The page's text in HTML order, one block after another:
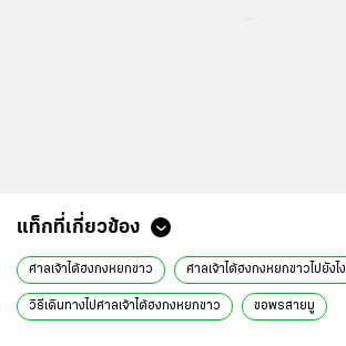
แท็กที่เกี่ยวข้อง
ศาลเจ้าไต้ฮงกงหยกขาว ศาลเจ้าไต้ฮงกงหยกขาวไปยังไง
วิธีเดินทางไปศาลเจ้าไต้ฮงกงหยกขาว ขอพรสายมู